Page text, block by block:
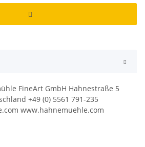
FineArt GmbH Hahnestraße 5
+49 (0) 5561 791-235
www.hahnemuehle.com